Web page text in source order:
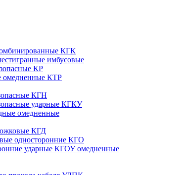
КГК
имбусовые
КР
омедненные КТР
КГН
ударные КГКУ
омедненные
КГД
односторонние КГО
ударные КГОУ омедненные